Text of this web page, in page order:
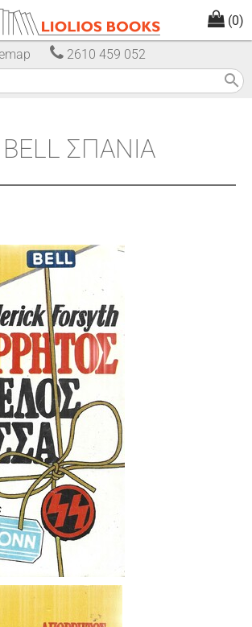
(0)
2610 459 052
search
BELL ΣΠΑΝΙΑ